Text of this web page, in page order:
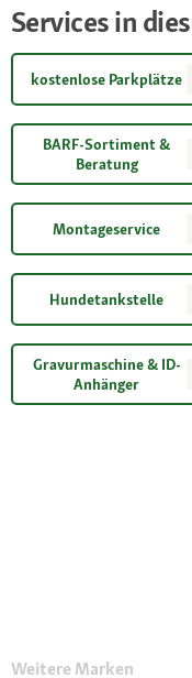
Services in
kostenlose Parkplätze
BARF-Sortiment &
Beratung
Montageservice
Hundetankstelle
Gravurmaschine & ID-
Anhänger
Weitere Marken